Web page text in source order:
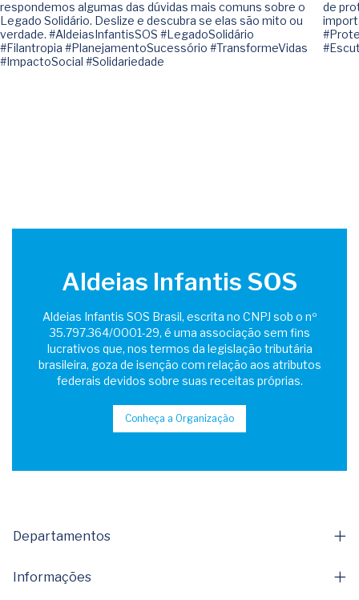
Aldeias Infantis SOS
Aldeias Infantis SOS Brasil, escrita no CNPJ sob o nº
35.797.364/0001-29, é uma associação sem fins
lucrativos que, nos termos da legislação tributária
brasileira, goza de isenção com relação aos atributos
federais devidos sobre suas receitas próprias.
Conheça a Organização
Departamentos
Informações